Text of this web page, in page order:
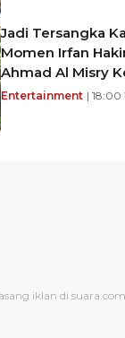
Jadi Tersangka
Momen Irfan
Ahmad Al Misry
Entertainment | 18:00